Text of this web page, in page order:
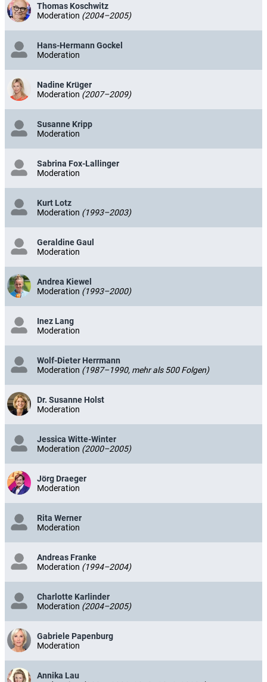
Thomas Koschwitz
Moderation (2004–2005)
Hans-Hermann Gockel
Moderation
Nadine Krüger
Moderation (2007–2009)
Susanne Kripp
Moderation
Sabrina Fox-Lallinger
Moderation
Kurt Lotz
Moderation (1993–2003)
Geraldine Gaul
Moderation
Andrea Kiewel
Moderation (1993–2000)
Inez Lang
Moderation
Wolf-Dieter Herrmann
Moderation (1987–1990, mehr als 500 Folgen)
Dr. Susanne Holst
Moderation
Jessica Witte-Winter
Moderation (2000–2005)
Jörg Draeger
Moderation
Rita Werner
Moderation
Andreas Franke
Moderation (1994–2004)
Charlotte Karlinder
Moderation (2004–2005)
Gabriele Papenburg
Moderation
Annika Lau